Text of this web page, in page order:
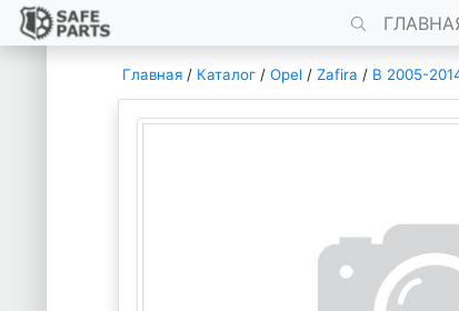
Главная / Каталог / Opel / Zafira / B 2005-